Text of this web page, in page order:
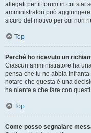
allegati per il forum in cui stai
amministratori può
sicuro del motivo per cui non
Top
Perché ho ricevuto un
Ciascun amministratore ha
pensa che tu ne abbia
notare che questa è una
ha niente a che fare con
Top
Come posso segnalare